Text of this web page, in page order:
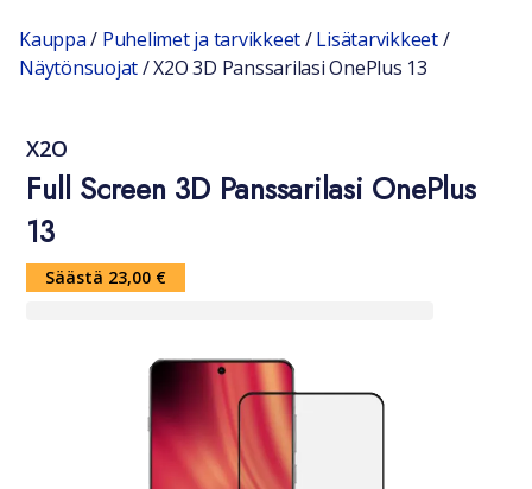
Kauppa/ Puhelimet ja tarvikkeet/Lisätarvikkeet/
Näytönsuojat/X2O 3D Panssarilasi OnePlus 13
X2O
Full Screen 3D Panssarilasi OnePlus
13
Säästä 23,00 €